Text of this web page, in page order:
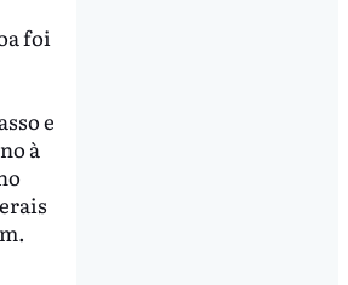
foi
e
à